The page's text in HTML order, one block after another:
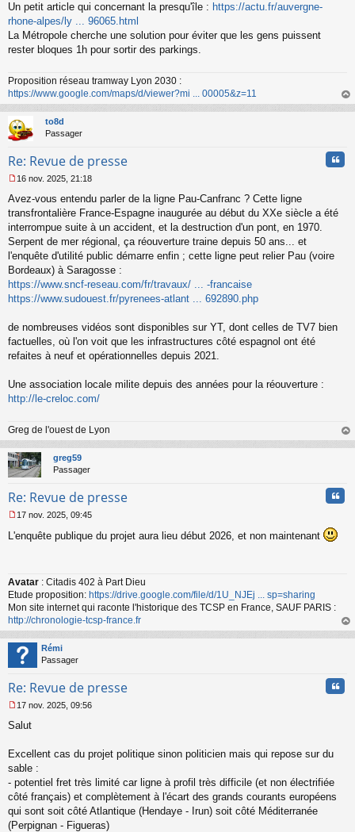
e
s
s
g
n
o
n
l
u
Un petit article qui concernant la presqu'île : https://actu.fr/auvergne-
rhone-alpes/ly ... 96065.html
La Métropole cherche une solution pour éviter que les gens puissent
rester bloques 1h pour sortir des parkings.
Proposition réseau tramway Lyon 2030 :
https://www.google.com/maps/d/viewer?mi ... 00005&z=11
au
to8d
Passager
Re: Revue de presse
e
s
s
g
e
n
o
n
16 nov. 2025, 21:18
Avez-vous entendu parler de la ligne Pau-Canfranc ? Cette ligne
transfrontalière France-Espagne inaugurée au début du XXe siècle a été
interrompue suite à un accident, et la destruction d'un pont, en 1970.
Serpent de mer régional, ça réouverture traine depuis 50 ans... et
l'enquête d'utilité public démarre enfin ; cette ligne peut relier Pau (voire
Bordeaux) à Saragosse :
https://www.sncf-reseau.com/fr/travaux/ ... -francaise
https://www.sudouest.fr/pyrenees-atlant ... 692890.php
de nombreuses vidéos sont disponibles sur YT, dont celles de TV7 bien
factuelles, où l'on voit que les infrastructures côté espagnol ont été
refaites à neuf et opérationnelles depuis 2021.
Une association locale milite depuis des années pour la réouverture :
http://le-creloc.com/
Greg de l'ouest de Lyon
au
greg59
Passager
Re: Revue de presse
e
g
e
n
o
n
l
u
17 nov. 2025, 09:45
L'enquête publique du projet aura lieu début 2026, et non maintenant
Avatar : Citadis 402 à Part Dieu
Etude proposition: https://drive.google.com/file/d/1U_NJEj ... sp=sharing
Mon site internet qui raconte l'historique des TCSP en France, SAUF PARIS :
http://chronologie-tcsp-france.fr
au
Rémi
Passager
Re: Revue de presse
e
g
e
n
o
n
17 nov. 2025, 09:56
Salut
Excellent cas du projet politique sinon politicien mais qui repose sur du
sable :
- potentiel fret très limité car ligne à profil très difficile (et non électrifiée
côté français) et complètement à l'écart des grands courants européens
qui sont soit côté Atlantique (Hendaye - Irun) soit côté Méditerranée
(Perpignan - Figueras)